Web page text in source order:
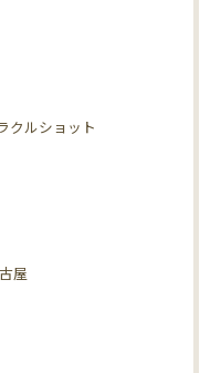
クルショット
屋